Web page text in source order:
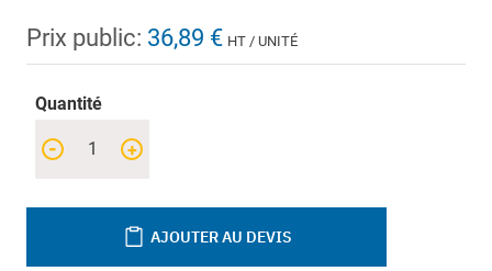
Prix public: 36,89 € HT / UNITÉ
Quantité
+
-
AJOUTER AU DEVIS